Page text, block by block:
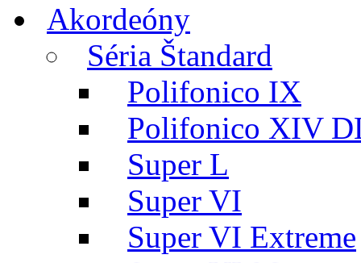
Akordeóny
Séria Štandard
Polifonico IX
Polifonico XIV
Super L
Super VI
Super VI Extreme